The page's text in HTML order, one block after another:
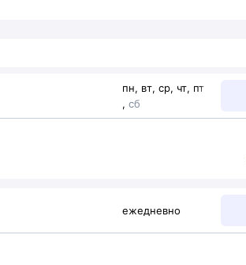
пн, вт, ср, чт, пт
, сб
ежедневно